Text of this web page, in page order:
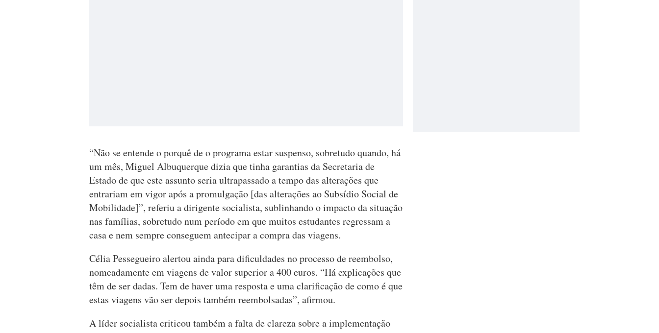
“Não se entende o porquê de o programa estar suspenso, sobretudo quando, há
um mês, Miguel Albuquerque dizia que tinha garantias da Secretaria de
Estado de que este assunto seria ultrapassado a tempo das alterações que
entrariam em vigor após a promulgação [das alterações ao Subsídio Social de
Mobilidade]”, referiu a dirigente socialista, sublinhando o impacto da situação
nas famílias, sobretudo num período em que muitos estudantes regressam a
casa e nem sempre conseguem antecipar a compra das viagens.
Célia Pessegueiro alertou ainda para dificuldades no processo de reembolso,
nomeadamente em viagens de valor superior a 400 euros. “Há explicações que
têm de ser dadas. Tem de haver uma resposta e uma clarificação de como é que
estas viagens vão ser depois também reembolsadas”, afirmou.
A líder socialista criticou também a falta de clareza sobre a implementação